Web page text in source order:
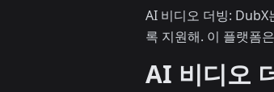
AI 비디오 더빙: DubX
록 지원해. 이 플랫폼
AI 비디오